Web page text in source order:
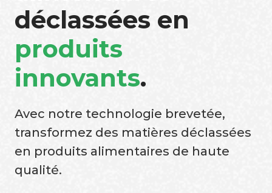
déclassées en
produits
innovants.
Avec notre technologie brevetée,
transformez des matières déclassées
en produits alimentaires de haute
qualité.